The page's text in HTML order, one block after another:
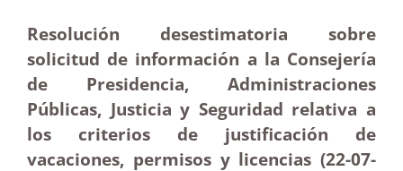
Resolución desestimatoria sobre
solicitud de información a la Consejería
de Presidencia, Administraciones
Públicas, Justicia y Seguridad relativa a
los criterios de justificación de
vacaciones, permisos y licencias (22-07-